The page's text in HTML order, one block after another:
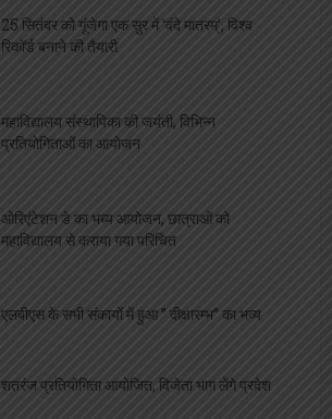
25 सितंबर को गूंजेगा एक सुर में ‘वंदे मातरम्’, विश्व
रिकॉर्ड बनाने की तैयारी
महाविद्यालय संस्थापिका की जयंती, विभिन्न
प्रतियोगिताओं का आयोजन
ओरिएंटेशन डे का भब्य आयोजन, छात्राओं को
महाविद्यालय से कराया गया परिचित
एलबीएस के सभी संकायों में हुआ ” दीक्षारम्भ” का भव्य
शतरंज प्रतियोगिता आयोजित, विजेता भाग लेंगे प्रदेश